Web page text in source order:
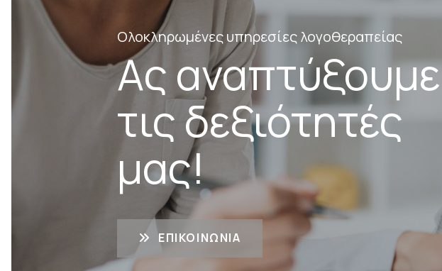
Ολοκληρωμένες υπηρεσίες λογοθεραπείας
Ας αναπτύξουμε
τις δεξιότητές
μας!
ΕΠΙΚΟΙΝΩΝΊΑ